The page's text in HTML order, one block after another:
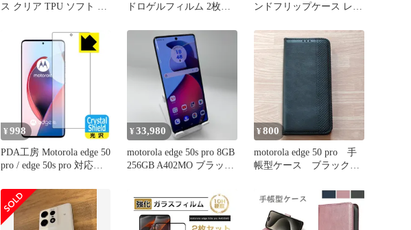
ス クリア TPU ソフト カ
撃吸収 透明 クリア シリ
コン 耐衝撃 保護
ドロゲルフィルム 2枚
ンドフリップケース レッ
¥ 998
PDA工房 Motorola edge 50
pro / edge 50s pro 対応
ム [指紋認証対応] 光沢
日本製
¥33,980
motorola edge 50s pro 8GB
256GB A402MO ブラック
トフォン ソフトバンク
SIMフリー 本体
¥800
motorola edge 50 pro 手
帳型ケース ブラック